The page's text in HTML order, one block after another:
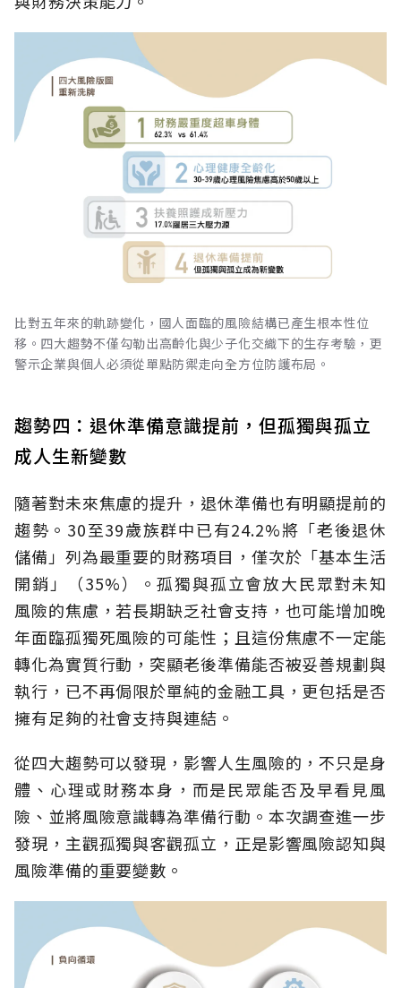
比對五年來的軌跡變化，國人面臨的風險結構已產生根本性位
移。四大趨勢不僅勾勒出高齡化與少子化交織下的生存考驗，更
警示企業與個人必須從單點防禦走向全方位防護布局。
趨勢四：退休準備意識提前，但孤獨與孤立
成人生新變數
隨著對未來焦慮的提升，退休準備也有明顯提前的
趨勢。30至39歲族群中已有24.2%將「老後退休
儲備」列為最重要的財務項目，僅次於「基本生活
開銷」（35%）。孤獨與孤立會放大民眾對未知
風險的焦慮，若長期缺乏社會支持，也可能增加晚
年面臨孤獨死風險的可能性；且這份焦慮不一定能
轉化為實質行動，突顯老後準備能否被妥善規劃與
執行，已不再侷限於單純的金融工具，更包括是否
擁有足夠的社會支持與連結。
從四大趨勢可以發現，影響人生風險的，不只是身
體、心理或財務本身，而是民眾能否及早看見風
險、並將風險意識轉為準備行動。本次調查進一步
發現，主觀孤獨與客觀孤立，正是影響風險認知與
風險準備的重要變數。